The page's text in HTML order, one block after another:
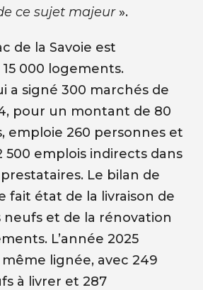
ce sujet majeur».
de la Savoie est
000 logements.
a signé 300 marchés de
pour un montant de 80
emploie 260 personnes et
emplois indirects dans
Le bilan de
fait état de la livraison de
et de la rénovation
L’année 2025
même lignée, avec 249
à livrer et 287